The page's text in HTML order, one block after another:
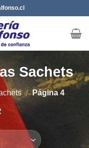
Sachets
/ Página 4